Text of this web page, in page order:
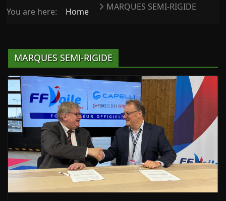
You are here: Home MARQUES SEMI-RIGIDE
MARQUES SEMI-RIGIDE